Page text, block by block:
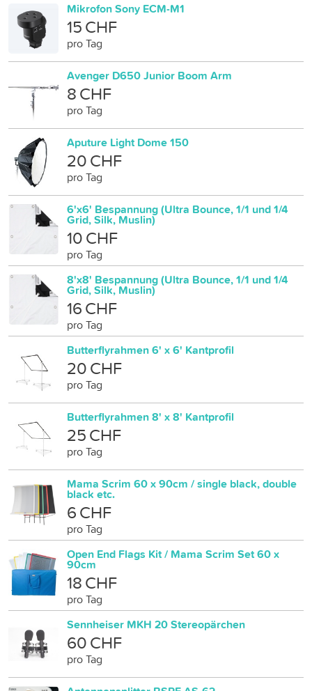
Mikrofon Sony ECM-M1
15 CHF
pro Tag
Avenger D650 Junior Boom Arm
8 CHF
pro Tag
Aputure Light Dome 150
20 CHF
pro Tag
6'x6' Bespannung (Ultra Bounce, 1/1 und 1/4
Grid, Silk, Muslin)
10 CHF
pro Tag
8'x8' Bespannung (Ultra Bounce, 1/1 und 1/4
Grid, Silk, Muslin)
16 CHF
pro Tag
Butterflyrahmen 6' x 6' Kantprofil
20 CHF
pro Tag
Butterflyrahmen 8' x 8' Kantprofil
25 CHF
pro Tag
Mama Scrim 60 x 90cm / single black, double
black etc.
6 CHF
pro Tag
Open End Flags Kit / Mama Scrim Set 60 x
90cm
18 CHF
pro Tag
Sennheiser MKH 20 Stereopärchen
60 CHF
pro Tag